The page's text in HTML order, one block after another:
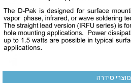
מוצרי סידרה